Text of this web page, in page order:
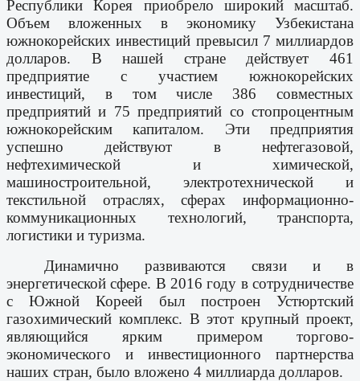
Республики Корея приобрело широкий масштаб.
Объем вложенных в экономику Узбекистана
южнокорейских инвестиций превысил 7 миллиардов
долларов. В нашей стране действует 461
предприятие с участием южнокорейских
инвестиций, в том числе 386 совместных
предприятий и 75 предприятий со стопроцентным
южнокорейским капиталом. Эти предприятия
успешно действуют в нефтегазовой,
нефтехимической и химической,
машиностроительной, электротехнической и
текстильной отраслях, сферах информационно-
коммуникационных технологий, транспорта,
логистики и туризма.
Динамично развиваются связи и в
энергетической сфере. В 2016 году в сотрудничестве
с Южной Кореей был построен Устюртский
газохимический комплекс. В этот крупный проект,
являющийся ярким примером торгово-
экономического и инвестиционного партнерства
наших стран, было вложено 4 миллиарда долларов.